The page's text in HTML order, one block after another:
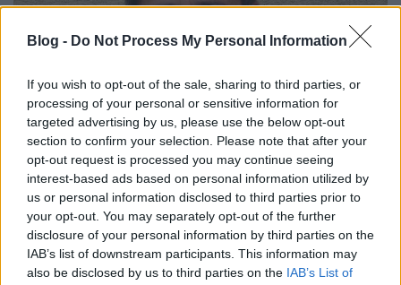
Blog - Do Not Process My Personal Information
If you wish to opt-out of the sale, sharing to third parties, or
processing of your personal or sensitive information for
targeted advertising by us, please use the below opt-out
section to confirm your selection. Please note that after your
opt-out request is processed you may continue seeing
interest-based ads based on personal information utilized by
us or personal information disclosed to third parties prior to
your opt-out. You may separately opt-out of the further
disclosure of your personal information by third parties on the
IAB’s list of downstream participants. This information may
also be disclosed by us to third parties on the IAB’s List of
911.BEKIÁLTÁS: A gazdák
tollasodnak, a falvak vegetálnak
Kabai Domokos Lajos• 2021. július 24.